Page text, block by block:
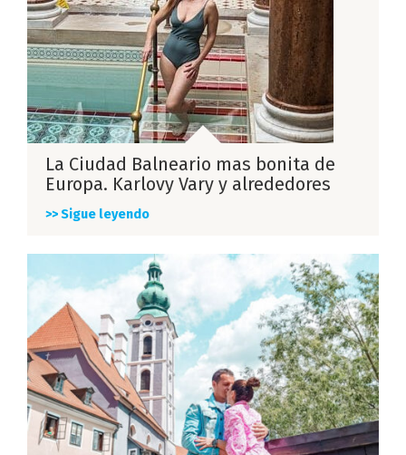
La Ciudad Balneario mas bonita de
Europa. Karlovy Vary y alrededores
>> Sigue leyendo